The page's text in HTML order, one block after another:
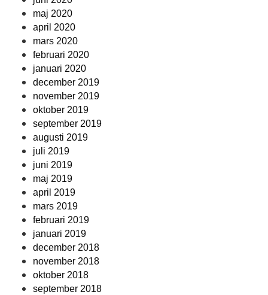
maj 2020
april 2020
mars 2020
februari 2020
januari 2020
december 2019
november 2019
oktober 2019
september 2019
augusti 2019
juli 2019
juni 2019
maj 2019
april 2019
mars 2019
februari 2019
januari 2019
december 2018
november 2018
oktober 2018
september 2018